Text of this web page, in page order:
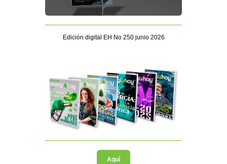
Edición digital EH No 250 junio 2026
Aquí